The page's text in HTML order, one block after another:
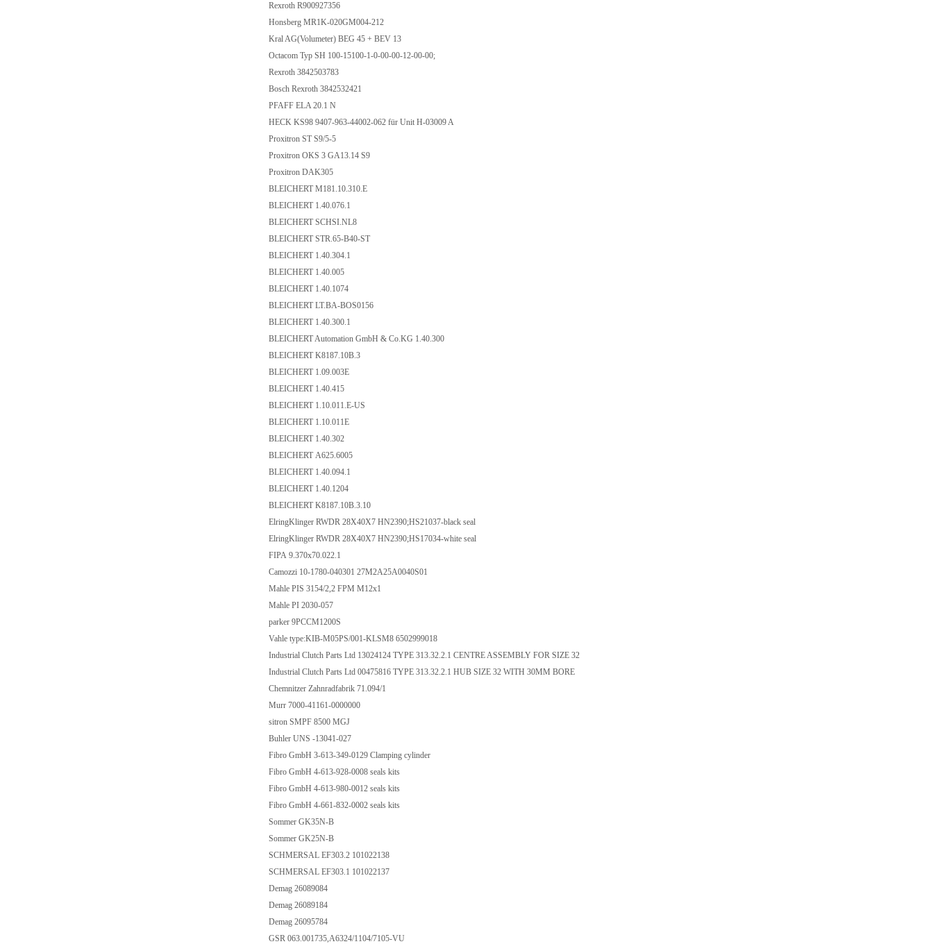
Rexroth R900927356
Honsberg MR1K-020GM004-212
Kral AG(Volumeter) BEG 45 + BEV 13
Octacom Typ SH 100-15100-1-0-00-00-12-00-00;
Rexroth 3842503783
Bosch Rexroth 3842532421
PFAFF ELA 20.1 N
HECK KS98 9407-963-44002-062 für Unit H-03009 A
Proxitron ST S9/5-5
Proxitron OKS 3 GA13.14 S9
Proxitron DAK305
BLEICHERT M181.10.310.E
BLEICHERT 1.40.076.1
BLEICHERT SCHSI.NL8
BLEICHERT STR.65-B40-ST
BLEICHERT 1.40.304.1
BLEICHERT 1.40.005
BLEICHERT 1.40.1074
BLEICHERT LT.BA-BOS0156
BLEICHERT 1.40.300.1
BLEICHERT Automation GmbH & Co.KG 1.40.300
BLEICHERT K8187.10B.3
BLEICHERT 1.09.003E
BLEICHERT 1.40.415
BLEICHERT 1.10.011.E-US
BLEICHERT 1.10.011E
BLEICHERT 1.40.302
BLEICHERT A625.6005
BLEICHERT 1.40.094.1
BLEICHERT 1.40.1204
BLEICHERT K8187.10B.3.10
ElringKlinger RWDR 28X40X7 HN2390;HS21037-black seal
ElringKlinger RWDR 28X40X7 HN2390;HS17034-white seal
FIPA 9.370x70.022.1
Camozzi 10-1780-040301 27M2A25A0040S01
Mahle PIS 3154/2,2 FPM M12x1
Mahle PI 2030-057
parker 9PCCM1200S
Vahle type:KIB-M05PS/001-KLSM8 6502999018
Industrial Clutch Parts Ltd 13024124 TYPE 313.32.2.1 CENTRE ASSEMBLY FOR SIZE 32
Industrial Clutch Parts Ltd 00475816 TYPE 313.32.2.1 HUB SIZE 32 WITH 30MM BORE
Chemnitzer Zahnradfabrik 71.094/1
Murr 7000-41161-0000000
sitron SMPF 8500 MGJ
Buhler UNS -13041-027
Fibro GmbH 3-613-349-0129 Clamping cylinder
Fibro GmbH 4-613-928-0008 seals kits
Fibro GmbH 4-613-980-0012 seals kits
Fibro GmbH 4-661-832-0002 seals kits
Sommer GK35N-B
Sommer GK25N-B
SCHMERSAL EF303.2 101022138
SCHMERSAL EF303.1 101022137
Demag 26089084
Demag 26089184
Demag 26095784
GSR 063.001735,A6324/1104/7105-VU